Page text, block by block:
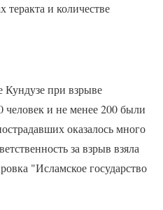
и количестве
Кундузе при взрыве
человек и не менее 200 были
оказалось много
за взрыв взяла
"Исламское государство